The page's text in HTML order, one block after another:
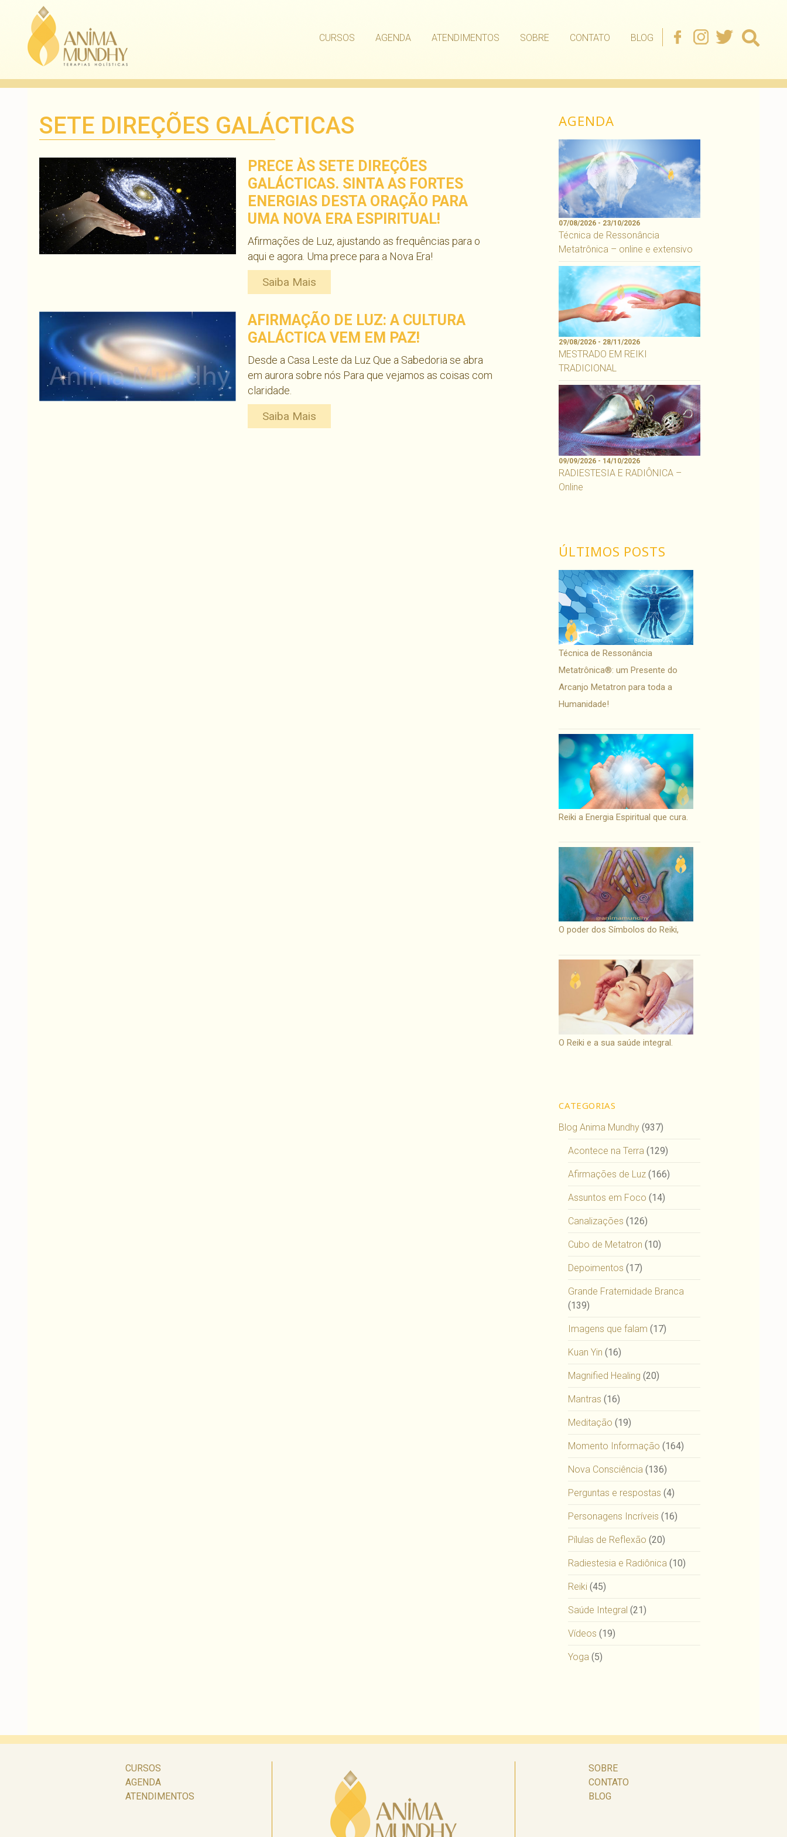
CURSOS AGENDA ATENDIMENTOS SOBRE CONTATO BLOG
SETE DIREÇÕES GALÁCTICAS
PRECE ÀS SETE DIREÇÕES
GALÁCTICAS. SINTA AS FORTES
ENERGIAS DESTA ORAÇÃO PARA
UMA NOVA ERA ESPIRITUAL!
Afirmações de Luz, ajustando as frequências para o
aqui e agora. Uma prece para a Nova Era!
Saiba Mais
AFIRMAÇÃO DE LUZ: A CULTURA
GALÁCTICA VEM EM PAZ!
Desde a Casa Leste da Luz Que a Sabedoria se abra
em aurora sobre nós Para que vejamos as coisas com
claridade.
Saiba Mais
AGENDA
07/08/2026 - 23/10/2026
Técnica de Ressonância
Metatrônica – online e extensivo
29/08/2026 - 28/11/2026
MESTRADO EM REIKI
TRADICIONAL
09/09/2026 - 14/10/2026
RADIESTESIA E RADIÔNICA –
Online
ÚLTIMOS POSTS
Técnica de Ressonância
Metatrônica®: um Presente do
Arcanjo Metatron para toda a
Humanidade!
Reiki a Energia Espiritual que cura.
O poder dos Símbolos do Reiki,
O Reiki e a sua saúde integral.
CATEGORIAS
Blog Anima Mundhy (937)
Acontece na Terra (129)
Afirmações de Luz (166)
Assuntos em Foco (14)
Canalizações (126)
Cubo de Metatron (10)
Depoimentos (17)
Grande Fraternidade Branca
(139)
Imagens que falam (17)
Kuan Yin (16)
Magnified Healing (20)
Mantras (16)
Meditação (19)
Momento Informação (164)
Nova Consciência (136)
Perguntas e respostas (4)
Personagens Incríveis (16)
Pílulas de Reflexão (20)
Radiestesia e Radiônica (10)
Reiki (45)
Saúde Integral (21)
Vídeos (19)
Yoga (5)
CURSOS
AGENDA
ATENDIMENTOS
SOBRE
CONTATO
BLOG